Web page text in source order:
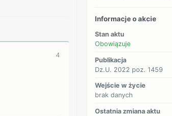
4
Informacje o akcie
Stan aktu
Obowiązuje
Publikacja
Dz.U. 2022 poz. 1459
Wejście w życie
brak danych
Ostatnia zmiana aktu